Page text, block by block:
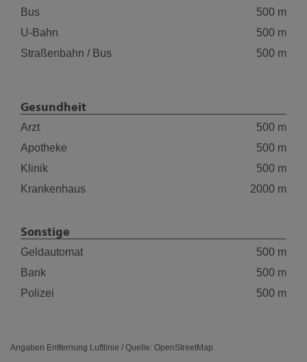
Bus
500 m
U-Bahn
500 m
Straßenbahn / Bus
500 m
Gesundheit
Arzt
500 m
Apotheke
500 m
Klinik
500 m
Krankenhaus
2000 m
Sonstige
Geldautomat
500 m
Bank
500 m
Polizei
500 m
Angaben Entfernung Luftlinie / Quelle: OpenStreetMap